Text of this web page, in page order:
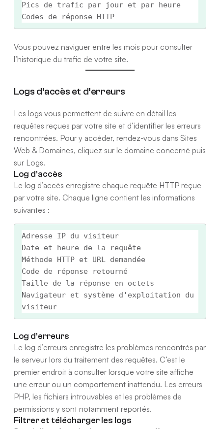
Pics de trafic par jour et par heure
Vous pouvez naviguer entre les mois pour consulter
l’historique du trafic de votre site.
Logs d’accès et d’erreurs
Les logs vous permettent de suivre en détail les
requêtes reçues par votre site et d’identifier les erreurs
rencontrées. Pour y accéder, rendez-vous dans Sites
Web & Domaines, cliquez sur le domaine concerné puis
sur Logs.
Log d’accès
Le log d’accès enregistre chaque requête HTTP reçue
par votre site. Chaque ligne contient les informations
suivantes :
Adresse IP du visiteur
Date et heure de la requête
Méthode HTTP et URL demandée
Code de réponse retourné
Taille de la réponse en octets
Navigateur et système d'exploitation du
Log d’erreurs
Le log d’erreurs enregistre les problèmes rencontrés par
le serveur lors du traitement des requêtes. C’est le
premier endroit à consulter lorsque votre site affiche
une erreur ou un comportement inattendu. Les erreurs
PHP, les fichiers introuvables et les problèmes de
permissions y sont notamment reportés.
Filtrer et télécharger les logs